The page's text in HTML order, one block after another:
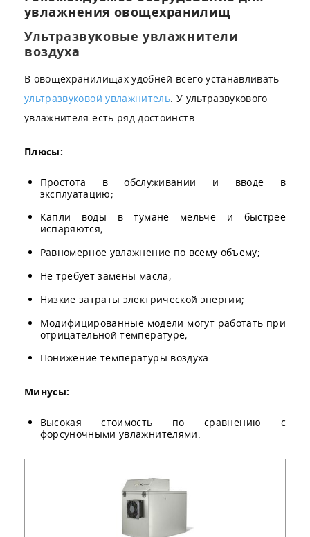
увлажнения овощехранилищ
Ультразвуковые увлажнители
воздуха
В овощехранилищах удобней всего устанавливать
ультразвуковой увлажнитель . У ультразвукового
увлажнителя есть ряд достоинств:
Плюсы:
Простота в обслуживании и вводе в
эксплуатацию;
Капли воды в тумане мельче и быстрее
испаряются;
Равномерное увлажнение по всему объему;
Не требует замены масла;
Низкие затраты электрической энергии;
Модифицированные модели могут работать при
отрицательной температуре;
Понижение температуры воздуха.
Минусы:
Высокая стоимость по сравнению с
форсуночными увлажнителями.